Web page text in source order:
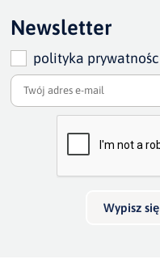
Dodaj opinię o
Twoja ocena
Twoja opinia o
Newsletter
polityka
Wypisz się